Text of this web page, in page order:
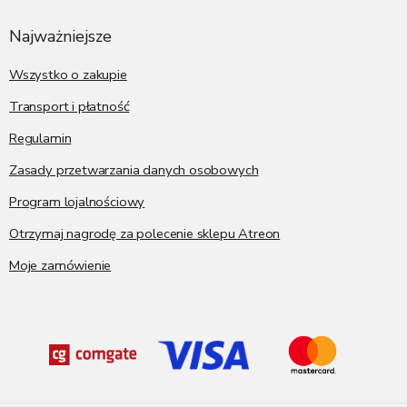
Najważniejsze
Wszystko o zakupie
Transport i płatność
Regulamin
Zasady przetwarzania danych osobowych
Program lojalnościowy
Otrzymaj nagrodę za polecenie sklepu Atreon
Moje zamówienie